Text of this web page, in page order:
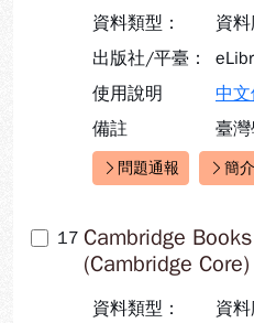
資料類型：
資
出版社/平臺：
使用說明
中
備註
臺
快速連結：
問題通報 簡介
17 Cambridge
(Cambridge Core)
資料類型：
資